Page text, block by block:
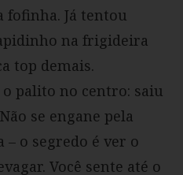
fofinha. Já tentou
na frigideira
top demais.
palito no centro: saiu
se engane pela
o segredo é ver o
Você sente até o